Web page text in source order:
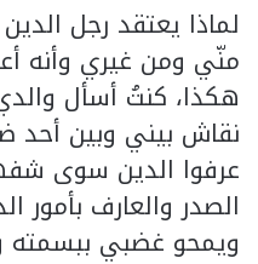
لماذا يعتقد رجل
منّي ومن غيري وأنه
هكذا، كنتُ أسأل
نقاش بيني وبين أحد
عرفوا الدين سوى
الصدر والعارف بأمور
ويمحو غضبي ببسمته